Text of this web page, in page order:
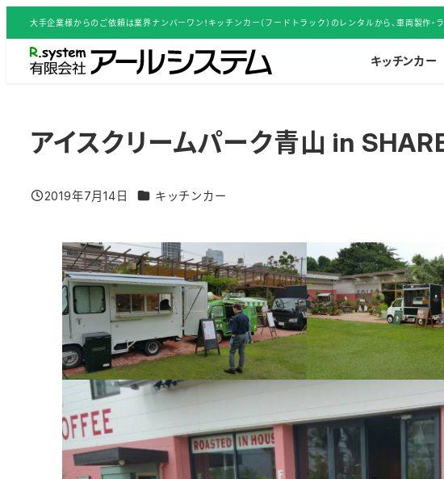
イ
大手企業様からのご依頼は業界ナンバーワン！キッチンカー（フードトラック）のレンタルから、車両製作・
キッチンカー
アイスクリームパーク青山 in
投稿日
2019年7月14日 グルメイベント／活用事例 カテゴリー
キッチンカー